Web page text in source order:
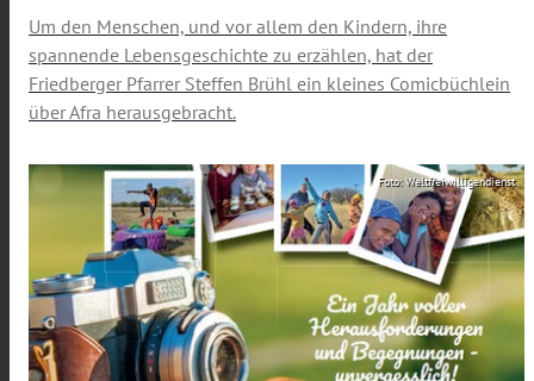
Um den Menschen, und vor allem den Kindern, ihre
spannende Lebensgeschichte zu erzählen, hat der
Friedberger Pfarrer Steffen Brühl ein kleines Comicbüchlein
über Afra herausgebracht.
Foto: Weltfreiwilligendienst